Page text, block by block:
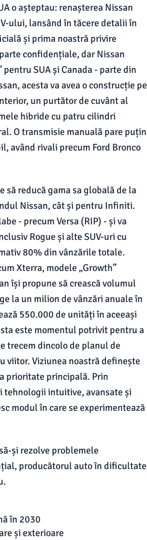
o așteptau: renașterea Nissan
ului, lansând în tăcere detalii în
și prima noastră privire
confidențiale, dar Nissan
SUA și Canada - parte din
acesta va avea o construcție pe
un purtător de cuvânt al
hibride cu patru cilindri
O transmisie manuală pare puțin
având rivali precum Ford Bronco
să reducă gama sa globală de la
Nissan, cât și pentru Infiniti.
- precum Versa (RIP) - și va
Rogue și alte SUV-uri cu
80% din vânzările totale.
Xterra, modele „Growth”
își propune să crească volumul
la un milion de vânzări anuale în
550.000 de unități în aceeași
este momentul potrivit pentru a
trecem dincolo de planul de
viitor. Viziunea noastră definește
prioritate principală. Prin
intuitive, avansate și
modul în care se experimentează
și rezolve problemele
producătorul auto în dificultate
în 2030
și exterioare